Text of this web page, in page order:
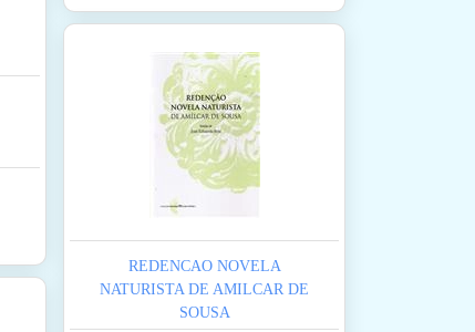
REDENCAO NOVELA
NATURISTA DE AMILCAR DE
SOUSA